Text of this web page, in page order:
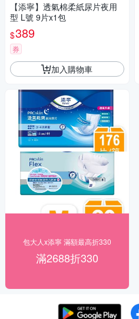
【添寧】透氣棉柔紙尿片夜用
型 L號 9片x1包
$389
券
加入購物車
包大人x添寧 滿額最高折330
滿2688折330